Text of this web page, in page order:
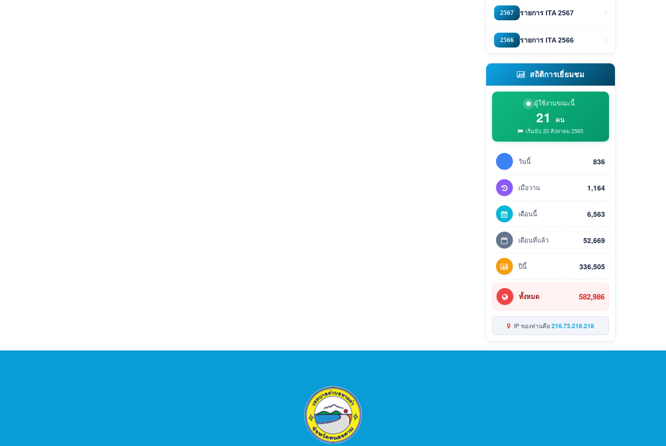
2567 รายการ ITA 2567
2566 รายการ ITA 2566
สถิติการเยี่ยมชม
ผู้ใช้งานขณะนี้
21 คน
เริ่มนับ 20 สิงหาคม 2565
วันนี้ 836
เมื่อวาน 1,164
เดือนนี้ 6,563
เดือนที่แล้ว 52,669
ปีนี้ 336,505
ทั้งหมด 582,986
IP ของท่านคือ216.73.216.218